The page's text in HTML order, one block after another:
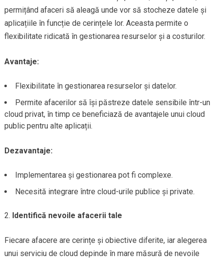
permițând afaceri să aleagă unde vor să stocheze datele și
aplicațiile în funcție de cerințele lor. Aceasta permite o
flexibilitate ridicată în gestionarea resurselor și a costurilor.
Avantaje:
Flexibilitate în gestionarea resurselor și datelor.
Permite afacerilor să își păstreze datele sensibile într-un
cloud privat, în timp ce beneficiază de avantajele unui cloud
public pentru alte aplicații.
Dezavantaje:
Implementarea și gestionarea pot fi complexe.
Necesită integrare între cloud-urile publice și private.
Identifică nevoile afacerii tale
Fiecare afacere are cerințe și obiective diferite, iar alegerea
unui serviciu de cloud depinde în mare măsură de nevoile